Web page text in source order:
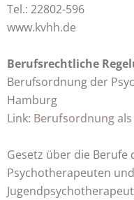
Tel.: 22802-596
www.kvhh.de
Berufsrechtliche
Berufsordnung der
Hamburg
Link: Berufsordnung als
Gesetz über die Berufe
Psychotherapeuten